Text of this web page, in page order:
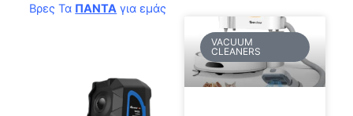
Βρες Τα ΠΑΝΤΑ για εμάς
VACUUM
CLEANERS